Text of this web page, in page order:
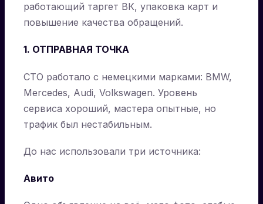
работающий таргет ВК, упаковка карт и
повышение качества обращений.
1. ОТПРАВНАЯ ТОЧКА
СТО работало с немецкими марками: BMW,
Mercedes, Audi, Volkswagen. Уровень
сервиса хороший, мастера опытные, но
трафик был нестабильным.
До нас использовали три источника:
Авито